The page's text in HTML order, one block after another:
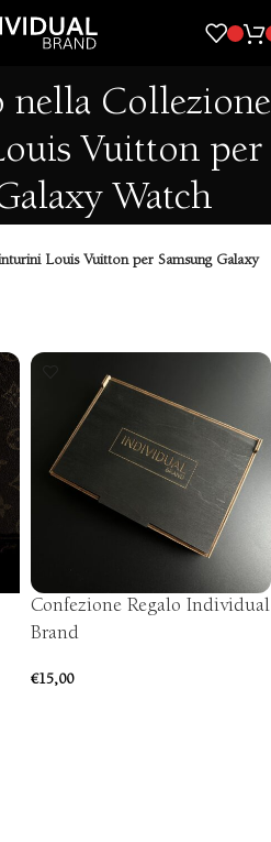
nella Collezione
Vuitton per
Watch
Louis Vuitton per Samsung Galaxy
Confezione Regalo Individual
Brand
€15,00